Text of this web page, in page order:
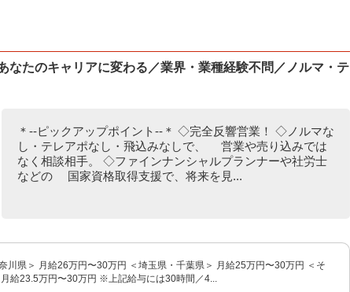
なたのキャリアに変わる／業界・業種経験不問／ノルマ・テ
＊--ピックアップポイント--＊ ◇完全反響営業！ ◇ノルマな
し・テレアポなし・飛込みなしで、 営業や売り込みでは
なく相談相手。 ◇ファインナンシャルプランナーや社労士
などの 国家資格取得支援で、将来を見...
川県＞ 月給26万円〜30万円 ＜埼玉県・千葉県＞ 月給25万円〜30万円 ＜そ
給23.5万円〜30万円 ※上記給与には30時間／4...